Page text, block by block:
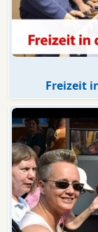
Freizeit